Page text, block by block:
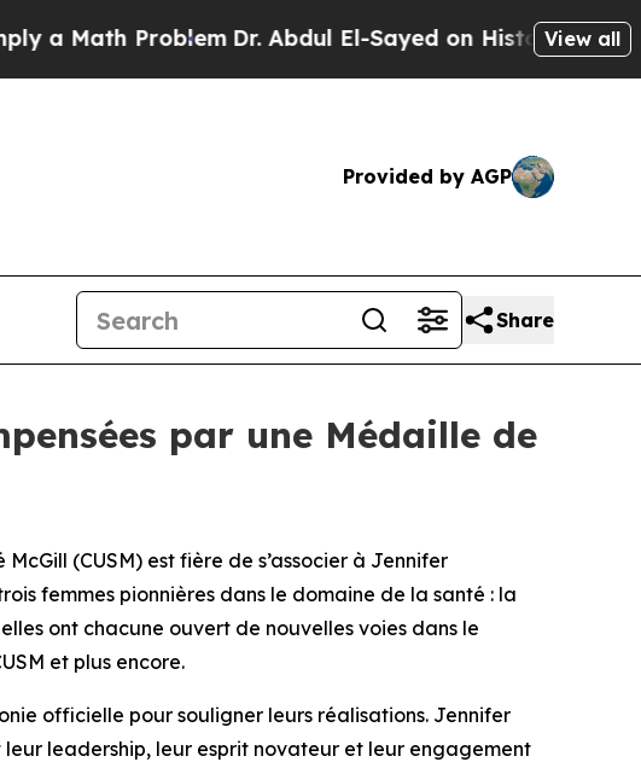
Dr. Abdul El-Sayed on Historic Michigan Win:
View all
Provided by AGP
Share
par une Médaille de
(CUSM) est fière de s’associer à Jennifer
femmes pionnières dans le domaine de la santé : la
ont chacune ouvert de nouvelles voies dans le
et plus encore.
officielle pour souligner leurs réalisations. Jennifer
leadership, leur esprit novateur et leur engagement